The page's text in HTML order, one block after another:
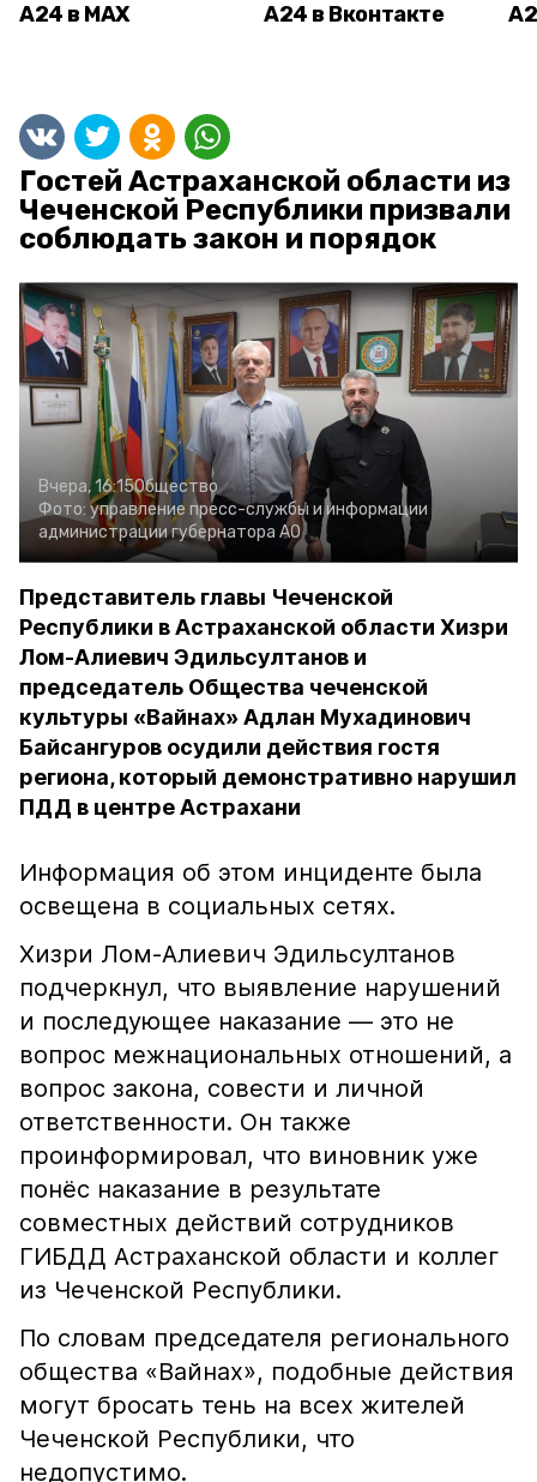
А24 в MAX А24 в Вконтакте
Гостей Астраханской области из
Чеченской Республики призвали
соблюдать закон и порядок
Вчера, 16:15Общество
Фото: управление пресс-службы и информации
администрации губернатора АО
Представитель главы Чеченской
Республики в Астраханской области Хизри
Лом-Алиевич Эдильсултанов и
председатель Общества чеченской
культуры «Вайнах» Адлан Мухадинович
Байсангуров осудили действия гостя
региона, который демонстративно нарушил
ПДД в центре Астрахани
Информация об этом инциденте была
освещена в социальных сетях.
Хизри Лом-Алиевич Эдильсултанов
подчеркнул, что выявление нарушений
и последующее наказание — это не
вопрос межнациональных отношений, а
вопрос закона, совести и личной
ответственности. Он также
проинформировал, что виновник уже
понёс наказание в результате
совместных действий сотрудников
ГИБДД Астраханской области и коллег
из Чеченской Республики.
По словам председателя регионального
общества «Вайнах», подобные действия
могут бросать тень на всех жителей
Чеченской Республики, что
недопустимо.